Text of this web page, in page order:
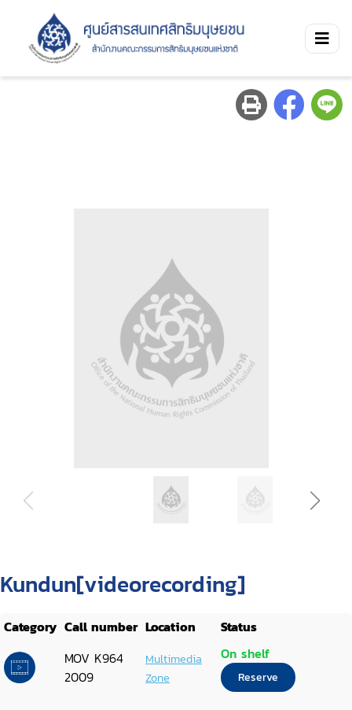
Kundun[videorecording]
Category Call number Location
Status
MOV K964
2009
Multimedia
Zone
On shelf
Reserve